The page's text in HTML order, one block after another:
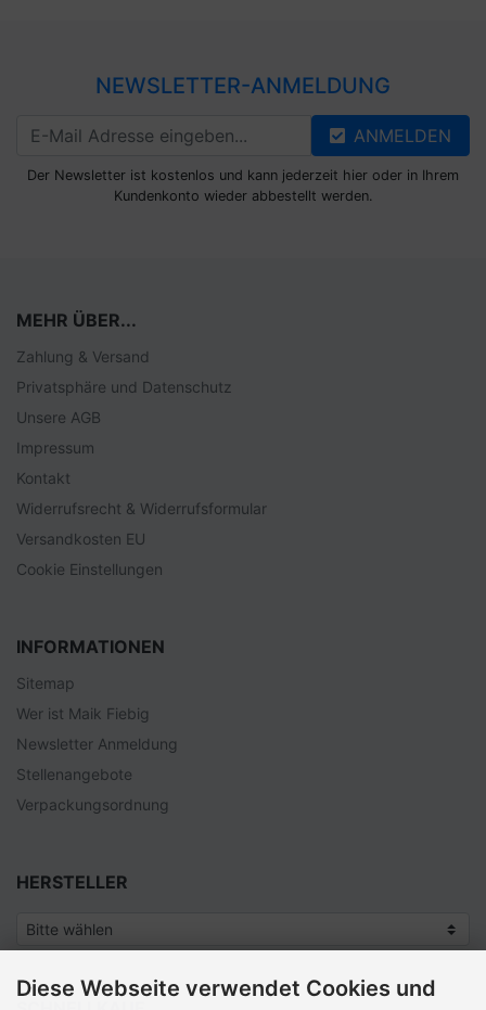
NEWSLETTER-ANMELDUNG
ANMELDEN
Der Newsletter ist kostenlos und kann jederzeit hier oder in Ihrem
Kundenkonto wieder abbestellt werden.
MEHR ÜBER...
Zahlung & Versand
Privatsphäre und Datenschutz
Unsere AGB
Impressum
Kontakt
Widerrufsrecht & Widerrufsformular
Versandkosten EU
Cookie Einstellungen
INFORMATIONEN
Sitemap
Wer ist Maik Fiebig
Newsletter Anmeldung
Stellenangebote
Verpackungsordnung
HERSTELLER
Diese Webseite verwendet Cookies und